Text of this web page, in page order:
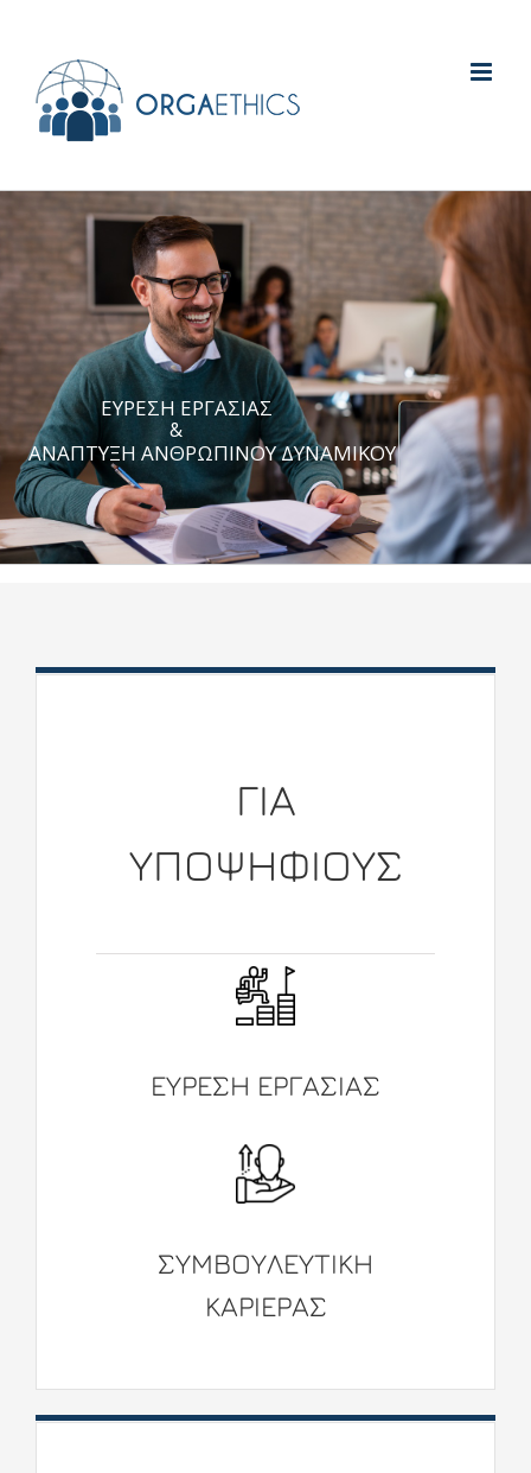
ΕΥΡΕΣΗ ΕΡΓΑΣΙΑΣ
ΑΝΑΠΤΥΞΗ ΑΝΘΡΩΠΙΝΟΥ ΔΥΝΑΜΙΚΟΥ
&
ΓΙΑ
ΥΠΟΨΗΦΙΟΥΣ
ΕΥΡΕΣΗ ΕΡΓΑΣΙΑΣ
ΣΥΜΒΟΥΛΕΥΤΙKΗ
ΚΑΡΙΕΡΑΣ